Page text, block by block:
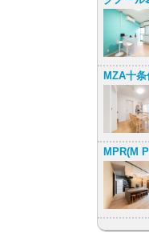
MZA十条
MPR(M